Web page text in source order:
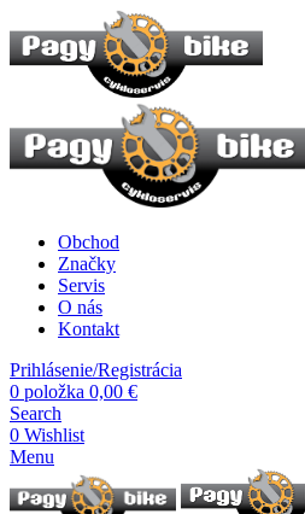
Obchod
Značky
Servis
O nás
Kontakt
Prihlásenie/Registrácia
0 položka 0,00 €
Search
0 Wishlist
Menu